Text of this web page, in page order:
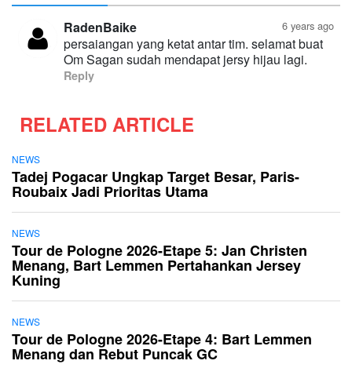
6 years ago
RadenBaike
persaiangan yang ketat antar tim. selamat buat
Reply
RELATED ARTICLE
NEWS
Tadej Pogacar Ungkap Target Besar, Paris-
Roubaix Jadi Prioritas Utama
NEWS
Tour de Pologne 2026-Etape 5: Jan Christen
Menang, Bart Lemmen Pertahankan Jersey
Kuning
NEWS
Tour de Pologne 2026-Etape 4: Bart Lemmen
Menang dan Rebut Puncak GC